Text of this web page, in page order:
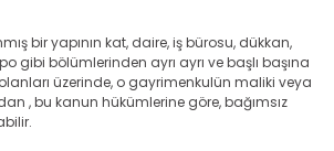
bir yapının kat, daire, iş bürosu, dükkan,
gibi bölümlerinden ayrı ayrı ve başlı başına
üzerinde, o gayrimenkulün maliki veya
, bu kanun hükümlerine göre, bağımsız